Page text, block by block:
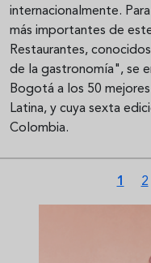
internacionalmente.
más importantes de
Restaurantes,
de la gastronomía", se
Bogotá a los 50
Latina, y cuya sexta
Colombia.
1 2